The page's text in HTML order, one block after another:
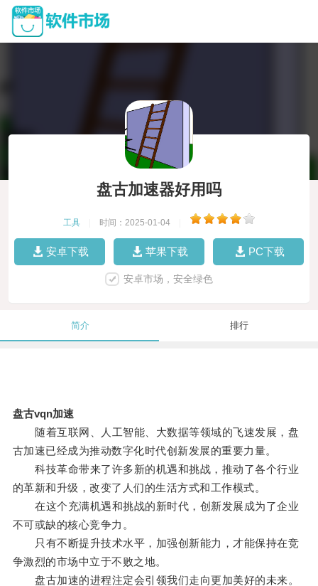
盘古加速器好用吗
工具 时间：2025-01-04
安卓下载 苹果下载 PC下载
安卓市场，安全绿色
简介 排行
盘古vqn加速
随着互联网、人工智能、大数据等领域的飞速发展，盘
古加速已经成为推动数字化时代创新发展的重要力量。
科技革命带来了许多新的机遇和挑战，推动了各个行业
的革新和升级，改变了人们的生活方式和工作模式。
在这个充满机遇和挑战的新时代，创新发展成为了企业
不可或缺的核心竞争力。
只有不断提升技术水平，加强创新能力，才能保持在竞
争激烈的市场中立于不败之地。
盘古加速的进程注定会引领我们走向更加美好的未来。